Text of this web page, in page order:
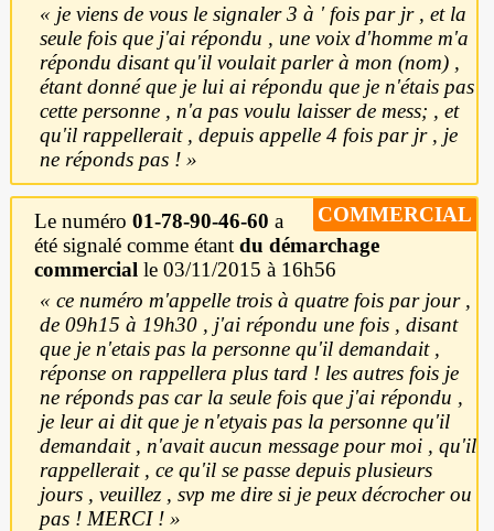
je viens de vous le signaler 3 à ' fois par jr , et la
seule fois que j'ai répondu , une voix d'homme m'a
répondu disant qu'il voulait parler à mon (nom) ,
étant donné que je lui ai répondu que je n'étais pas
cette personne , n'a pas voulu laisser de mess; , et
qu'il rappellerait , depuis appelle 4 fois par jr , je
ne réponds pas !
COMMERCIAL
Le numéro 01-78-90-46-60 a
été signalé comme étant du démarchage
commercial le 03/11/2015 à 16h56
ce numéro m'appelle trois à quatre fois par jour ,
de 09h15 à 19h30 , j'ai répondu une fois , disant
que je n'etais pas la personne qu'il demandait ,
réponse on rappellera plus tard ! les autres fois je
ne réponds pas car la seule fois que j'ai répondu ,
je leur ai dit que je n'etyais pas la personne qu'il
demandait , n'avait aucun message pour moi , qu'il
rappellerait , ce qu'il se passe depuis plusieurs
jours , veuillez , svp me dire si je peux décrocher ou
pas ! MERCI !